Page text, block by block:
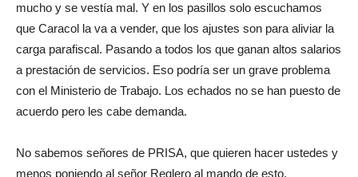
mucho y se vestía mal. Y en los pasillos solo escuchamos
que Caracol la va a vender, que los ajustes son para aliviar la
carga parafiscal. Pasando a todos los que ganan altos salarios
a prestación de servicios. Eso podría ser un grave problema
con el Ministerio de Trabajo. Los echados no se han puesto de
acuerdo pero les cabe demanda.
No sabemos señores de PRISA, que quieren hacer ustedes y
menos poniendo al señor Reglero al mando de esto.